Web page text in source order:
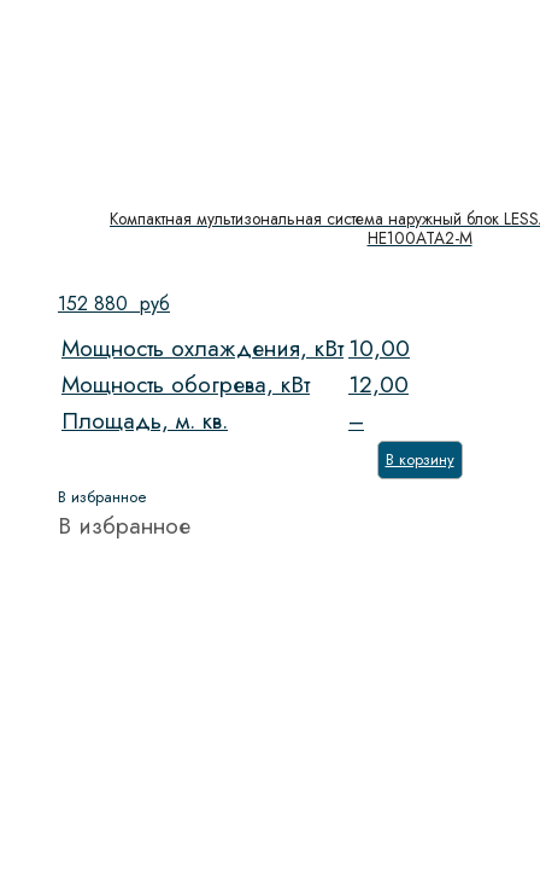
Компактная мультизональная система наружный блок
HE100ATA2-M
152 880 руб
Мощность охлаждения, кВт10,00
Мощность обогрева, кВт
12,00
Площадь, м. кв.
–
В корзину
В избранное
В избранное